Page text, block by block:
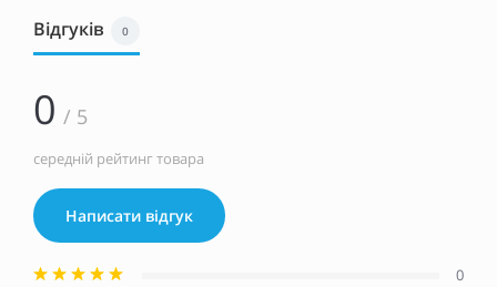
Відгуків 0
0 / 5
середній рейтинг товара
Написати відгук
0